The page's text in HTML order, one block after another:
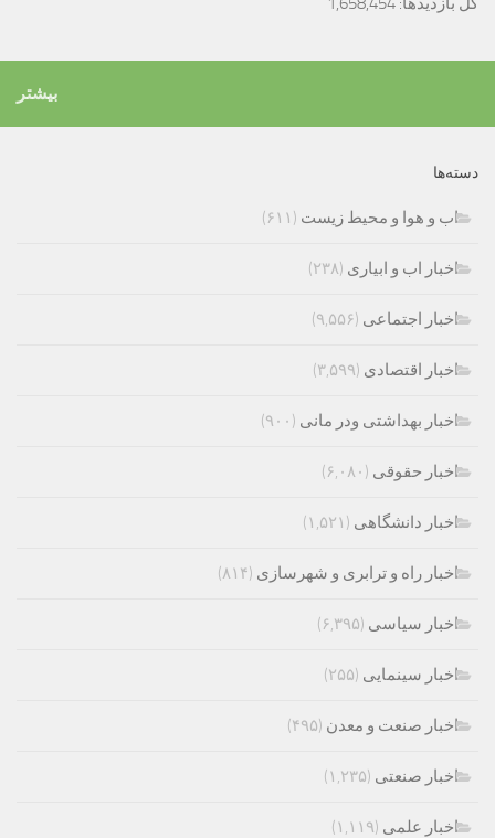
بیشتر
دسته‌ها
اب و هوا و محیط زیست (۶۱۱)
اخبار اب و ابیاری (۲۳۸)
اخبار اجتماعی (۹,۵۵۶)
اخبار اقتصادی (۳,۵۹۹)
اخبار بهداشتی ودر مانی (۹۰۰)
اخبار حقوقی (۶,۰۸۰)
اخبار دانشگاهی (۱,۵۲۱)
اخبار راه و ترابری و شهرسازی (۸۱۴)
اخبار سیاسی (۶,۳۹۵)
اخبار سینمایی (۲۵۵)
اخبار صنعت و معدن (۴۹۵)
اخبار صنعتی (۱,۲۳۵)
اخبار علمی (۱,۱۱۹)